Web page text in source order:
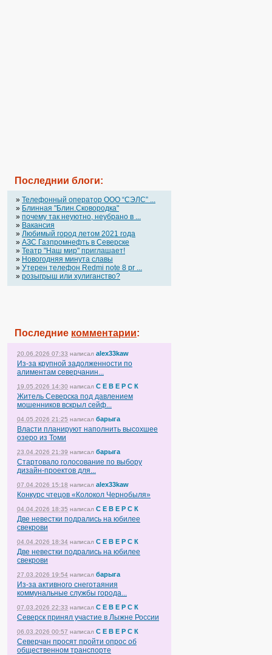
Последнии блоги:
» Телефонный оператор OOO “СЭЛС” ...
» Блинная "Блин.Сковородка"
» почему так неуютно, неубрано в ...
» Вакансия
» Любимый город летом 2021 года
» АЗС Газпромнефть в Северске
» Театр "Наш мир" приглашает!
» Новогодняя минута славы
» Утерен телефон Redmi note 8 pr ...
» розыгрыш или хулиганство?
Последние комментарии:
20.06.2026 07:33 написал alex33kaw
Из-за крупной задолженности по
алиментам северчанин...
19.05.2026 14:30 написал С Е В Е Р С К
Житель Северска под давлением
мошенников вскрыл сейф...
04.05.2026 21:25 написал барыга
Власти планируют наполнить высохшее
озеро из Томи
23.04.2026 21:39 написал барыга
Стартовало голосование по выбору
дизайн-проектов для...
07.04.2026 15:18 написал alex33kaw
Конкурс чтецов «Колокол Чернобыля»
04.04.2026 18:35 написал С Е В Е Р С К
Две невестки подрались на юбилее
свекрови
04.04.2026 18:34 написал С Е В Е Р С К
Две невестки подрались на юбилее
свекрови
27.03.2026 19:54 написал барыга
Из-за активного снеготаяния
коммунальные службы города...
07.03.2026 22:33 написал С Е В Е Р С К
Северск принял участие в Лыжне России
06.03.2026 00:57 написал С Е В Е Р С К
Северчан просят пройти опрос об
общественном транспорте